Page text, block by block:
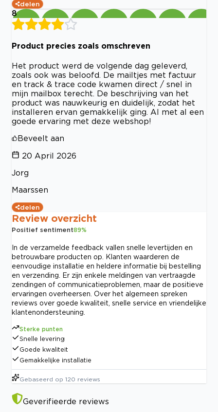
delen
8
Product precies zoals omschreven
Het product werd de volgende dag geleverd,
zoals ook was beloofd. De mailtjes met factuur
en track & trace code kwamen direct / snel in
mijn mailbox terecht. De beschrijving van het
product was nauwkeurig en duidelijk, zodat het
installeren ervan gemakkelijk ging. Al met al een
goede ervaring met deze webshop!
Beveelt aan
20 April 2026
Jorg
Maarssen
delen
Review overzicht
Positief sentiment89%
In de verzamelde feedback vallen snelle levertijden en
betrouwbare producten op. Klanten waarderen de
eenvoudige installatie en heldere informatie bij bestelling
en verzending. Er zijn enkele meldingen van vertraagde
zendingen of communicatieproblemen, maar de positieve
ervaringen overheersen. Over het algemeen spreken
reviews over goede kwaliteit, snelle service en vriendelijke
klantenondersteuning.
Sterke punten
Snelle levering
Goede kwaliteit
Gemakkelijke installatie
Gebaseerd op 120 reviews
Geverifieerde reviews